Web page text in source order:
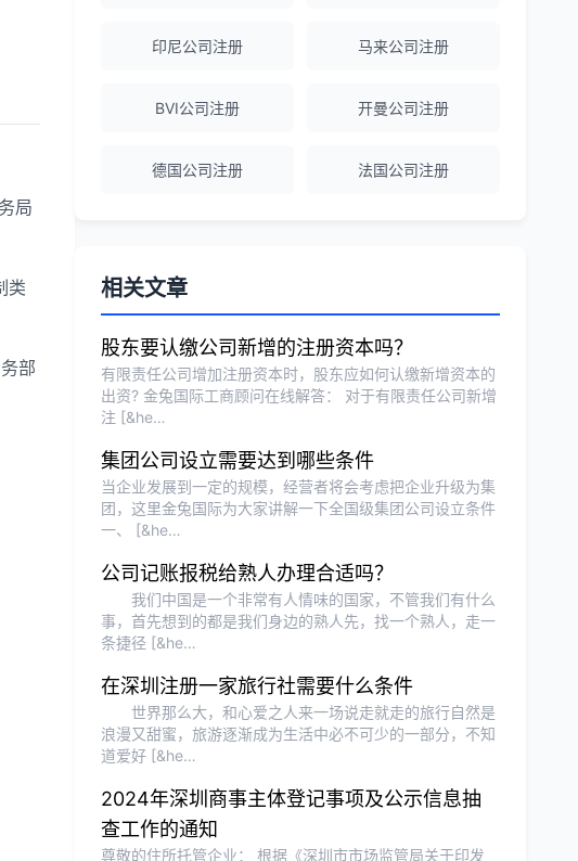
局
类
部
海外公司注册服务非常专业，顾问响应迅
越南公司注册全程指导，文件准备非常专
Michael Liu
泰国公司注册和银行开户服务高效，推
荐！
刘总
泰国BOI申请+建厂规划一站式服务，完
美！
香港公司注册和审计服务专业高效，非常
满意。
印尼公司注册 马来公司注册
BVI公司注册 开曼公司注册
德国公司注册 法国公司注册
相关文章
股东要认缴公司新增的注册资本吗？
有限责任公司增加注册资本时，股东应如何认缴新增资本的
出资? 金兔国际工商顾问在线解答： 对于有限责任公司新增
注 [&he…
集团公司设立需要达到哪些条件
当企业发展到一定的规模，经营者将会考虑把企业升级为集
团，这里金兔国际为大家讲解一下全国级集团公司设立条件
一、 [&he…
公司记账报税给熟人办理合适吗？
我们中国是一个非常有人情味的国家，不管我们有什么
事，首先想到的都是我们身边的熟人先，找一个熟人，走一
条捷径 [&he…
在深圳注册一家旅行社需要什么条件
世界那么大，和心爱之人来一场说走就走的旅行自然是
浪漫又甜蜜，旅游逐渐成为生活中必不可少的一部分，不知
道爱好 [&he…
2024年深圳商事主体登记事项及公示信息抽
查工作的通知
尊敬的住所托管企业： 根据《深圳市市场监管局关于印发